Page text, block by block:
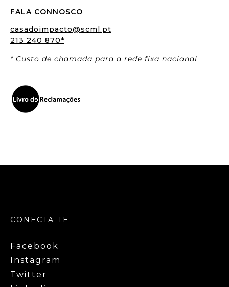
FALA CONNOSCO
casadoimpacto@scml.pt
213 240 870*
* Custo de chamada para a rede fixa nacional
CONECTA-TE
Facebook
Instagram
Twitter